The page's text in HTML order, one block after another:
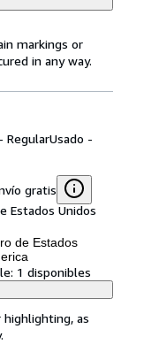
markings or
in any way.
RegularUsado -
gratis
Estados Unidos
de Estados
1 disponibles
highlighting, as